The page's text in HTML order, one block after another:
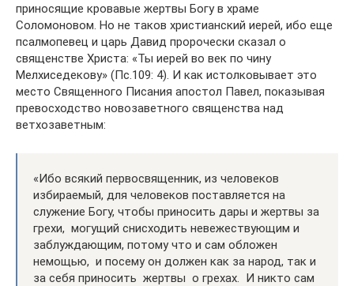
приносящие кровавые жертвы Богу в храме
Соломоновом. Но не таков христианский иерей, ибо еще
псалмопевец и царь Давид пророчески сказал о
священстве Христа: «Ты иерей во век по чину
Мелхиседекову» (Пс.109: 4). И как истолковывает это
место Священного Писания апостол Павел, показывая
превосходство новозаветного священства над
ветхозаветным:
«Ибо всякий первосвященник, из человеков
избираемый, для человеков поставляется на
служение Богу, чтобы приносить дары и жертвы за
грехи, могущий снисходить невежествующим и
заблуждающим, потому что и сам обложен
немощью, и посему он должен как за народ, так и
за себя приносить жертвы о грехах. И никто сам